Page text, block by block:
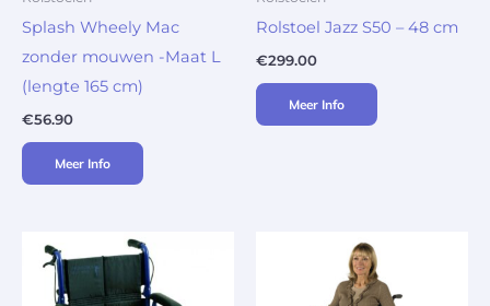
Splash Wheely Mac
zonder mouwen -Maat L
(lengte 165 cm)
€56.90
Meer Info
Rolstoel Jazz S50 – 48 cm
€299.00
Meer Info